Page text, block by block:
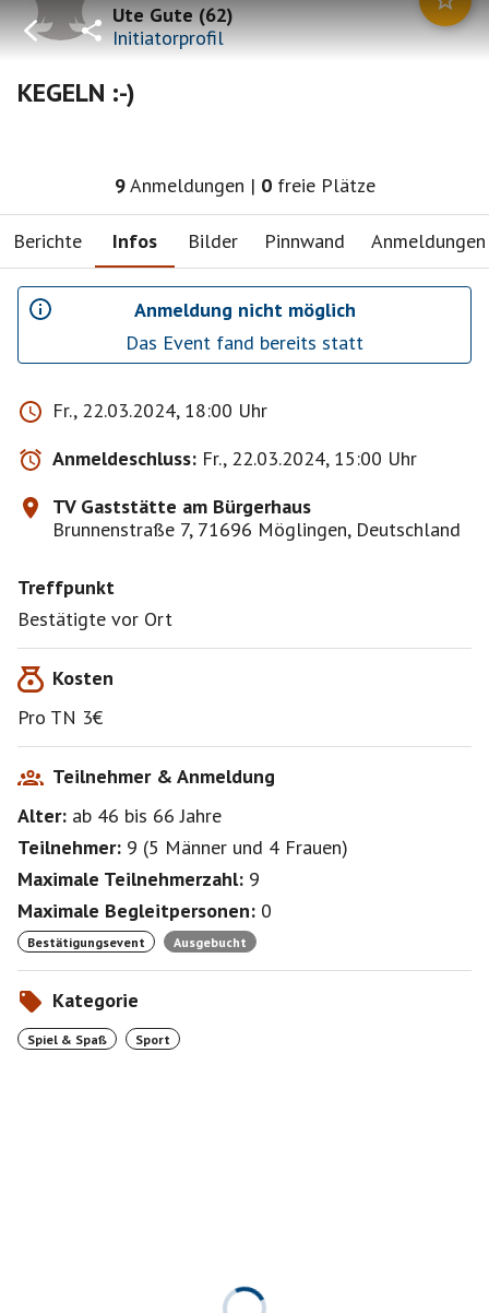
Ute Gute(62)
Initiatorprofil
KEGELN :-)
9Anmeldungen | 0 freie Plätze
Berichte Infos Bilder Pinnwand Anmeldungen
Anmeldung nicht möglich
Das Event fand bereits statt
Fr., 22.03.2024, 18:00 Uhr
Anmeldeschluss: Fr., 22.03.2024, 15:00 Uhr
TV Gaststätte am Bürgerhaus
Brunnenstraße 7, 71696 Möglingen, Deutschland
Treffpunkt
Bestätigte vor Ort
Kosten
Pro TN 3€
Teilnehmer & Anmeldung
Alter: ab 46 bis 66Jahre
Teilnehmer: 9 (5 Männer und 4 Frauen)
Maximale Teilnehmerzahl: 9
Maximale Begleitpersonen: 0
Bestätigungsevent Ausgebucht
Kategorie
Spiel & Spaß Sport